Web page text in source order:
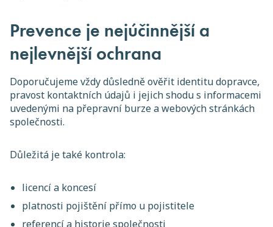
Prevence je nejúčinnější a
nejlevnější ochrana
Doporučujeme vždy důsledně ověřit identitu dopravce,
pravost kontaktních údajů i jejich shodu s informacemi
uvedenými na přepravní burze a webových stránkách
společnosti.
Důležitá je také kontrola:
licencí a koncesí
platnosti pojištění přímo u pojistitele
referencí a historie společnosti